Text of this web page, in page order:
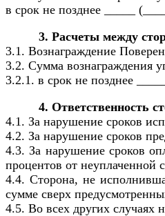
в срок не позднее _____
3. Расчеты между
3.1. Вознаграждение
3.2. Сумма вознаграждения
3.2.1. в срок не позднее
4. Ответственность
4.1. За нарушение сроков
4.2. За нарушение сроков
4.3. За нарушение сроков
процентов от неуплаченной
4.4. Сторона, не
сумме сверх
4.5. Во всех других случаях